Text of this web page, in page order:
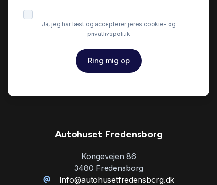
Ja, jeg har læst og accepterer jeres cookie- og
privatlivspolitik
Ring mig op
Autohuset Fredensborg
Kongevejen 86
3480 Fredensborg
Info@autohusetfredensborg.dk